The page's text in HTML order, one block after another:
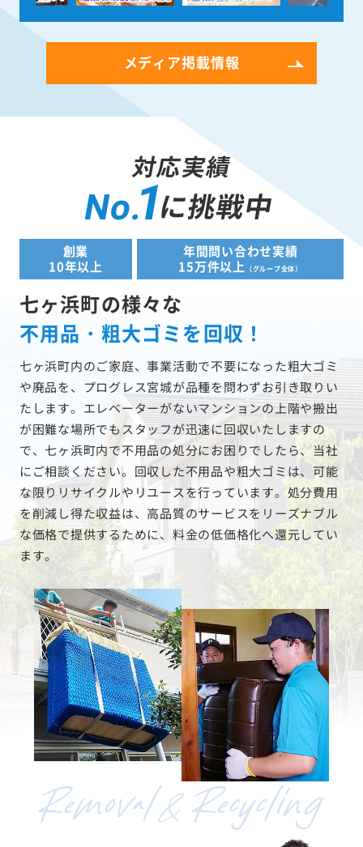
メディア掲載情報
対応実績
No.1に挑戦中
創業
10年以上
年間問い合わせ実績
15万件以上
（グループ全体）
七ヶ浜町の様々な
不用品・粗大ゴミを回収！
七ヶ浜町内のご家庭、事業活動で不要になった粗大ゴミ
や廃品を、プログレス宮城が品種を問わずお引き取りい
たします。エレベーターがないマンションの上階や搬出
が困難な場所でもスタッフが迅速に回収いたしますの
で、七ヶ浜町内で不用品の処分にお困りでしたら、当社
にご相談ください。回収した不用品や粗大ゴミは、可能
な限りリサイクルやリユースを行っています。処分費用
を削減し得た収益は、高品質のサービスをリーズナブル
な価格で提供するために、料金の低価格化へ還元してい
ます。